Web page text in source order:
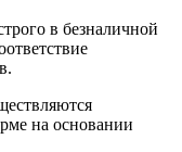
в безналичной
на основании